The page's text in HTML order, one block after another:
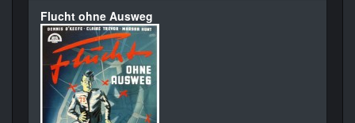
Flucht ohne Ausweg